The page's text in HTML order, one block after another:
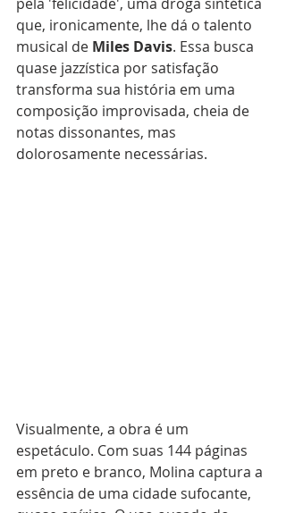
que, ironicamente, lhe dá o talento
musical de Miles Davis. Essa busca
quase jazzística por satisfação
transforma sua história em uma
composição improvisada, cheia de
notas dissonantes, mas
dolorosamente necessárias.
Visualmente, a obra é um
espetáculo. Com suas 144 páginas
em preto e branco, Molina captura a
essência de uma cidade sufocante,